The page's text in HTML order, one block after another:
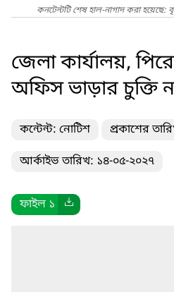
কনটেন্টটি শেষ হাল-নাগাদ করা
জেলা কার্যালয়,
অফিস ভাড়ার চুক্তি
কন্টেন্ট: নোটিশ প্রকাশের
আর্কাইভ তারিখ: ১৪-০৫-২০২৭
ফাইল ১